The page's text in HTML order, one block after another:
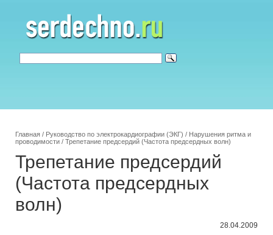
Главная / Руководство по электрокардиографии (ЭКГ) / Нарушения ритма и
проводимости / Трепетание предсердий (Частота предсердных волн)
Трепетание предсердий
(Частота предсердных
волн)
28.04.2009